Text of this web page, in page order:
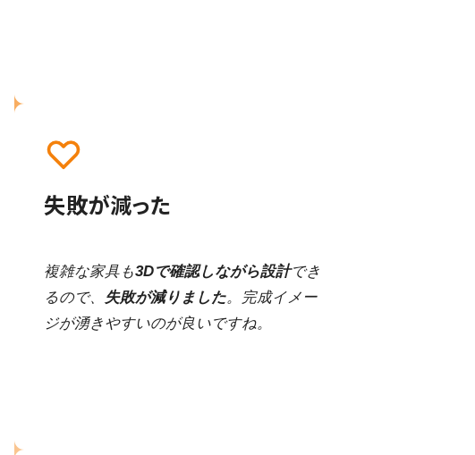
失敗が減った
複雑な家具も3Dで確認しながら設計でき
るので、
失敗が減りました。完成イメー
ジが湧きやすいのが良いですね。